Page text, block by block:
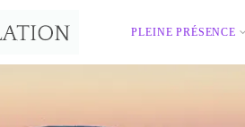
PLEINE PRÉSENCE